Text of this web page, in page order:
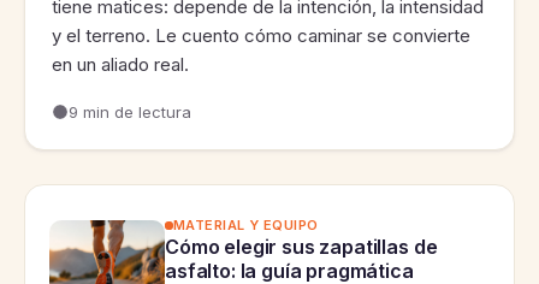
tiene matices: depende de la intención, la intensidad
y el terreno. Le cuento cómo caminar se convierte
en un aliado real.
9 min de lectura
MATERIAL Y EQUIPO
Cómo elegir sus zapatillas de
asfalto: la guía pragmática